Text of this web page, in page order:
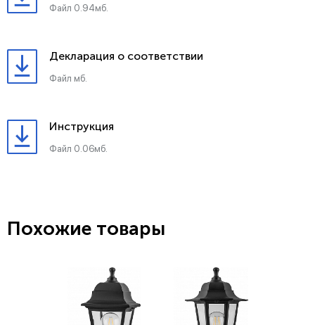
Файл 0.94мб.
Декларация о соответствии
Файл мб.
Инструкция
Файл 0.06мб.
Похожие товары